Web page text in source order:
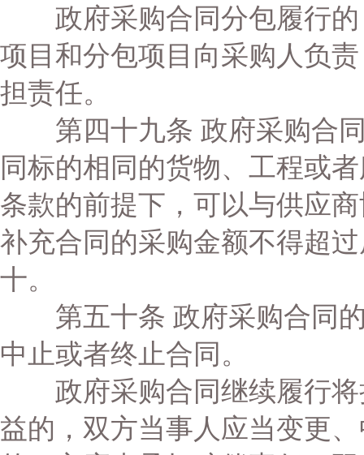
政府采购合同分包履行的
项目和分包项目向采购人负
担责任。
第四十九条 政府采购合同
同标的相同的货物、工程或
条款的前提下，可以与供应
补充合同的采购金额不得超
十。
第五十条 政府采购合同的
中止或者终止合同。
政府采购合同继续履行将
益的，双方当事人应当变更